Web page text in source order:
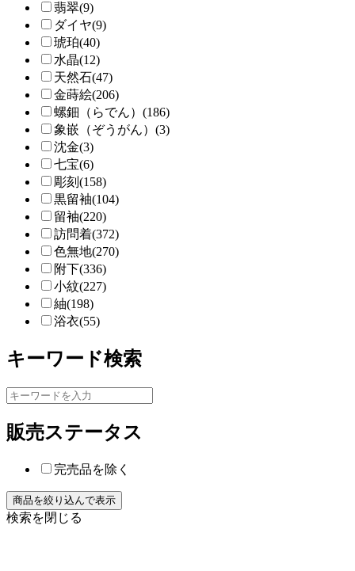
翡翠(9)
ダイヤ(9)
琥珀(40)
水晶(12)
天然石(47)
金蒔絵(206)
螺鈿（らでん）(186)
象嵌（ぞうがん）(3)
沈金(3)
七宝(6)
彫刻(158)
黒留袖(104)
留袖(220)
訪問着(372)
色無地(270)
附下(336)
小紋(227)
紬(198)
浴衣(55)
キーワード検索
販売ステータス
完売品を除く
検索を閉じる